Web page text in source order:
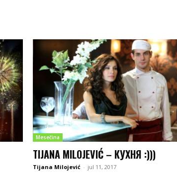
Mesečina
TIJANA MILOJEVIĆ – КУХНЯ :)))
Tijana Milojević - jul 11, 2017